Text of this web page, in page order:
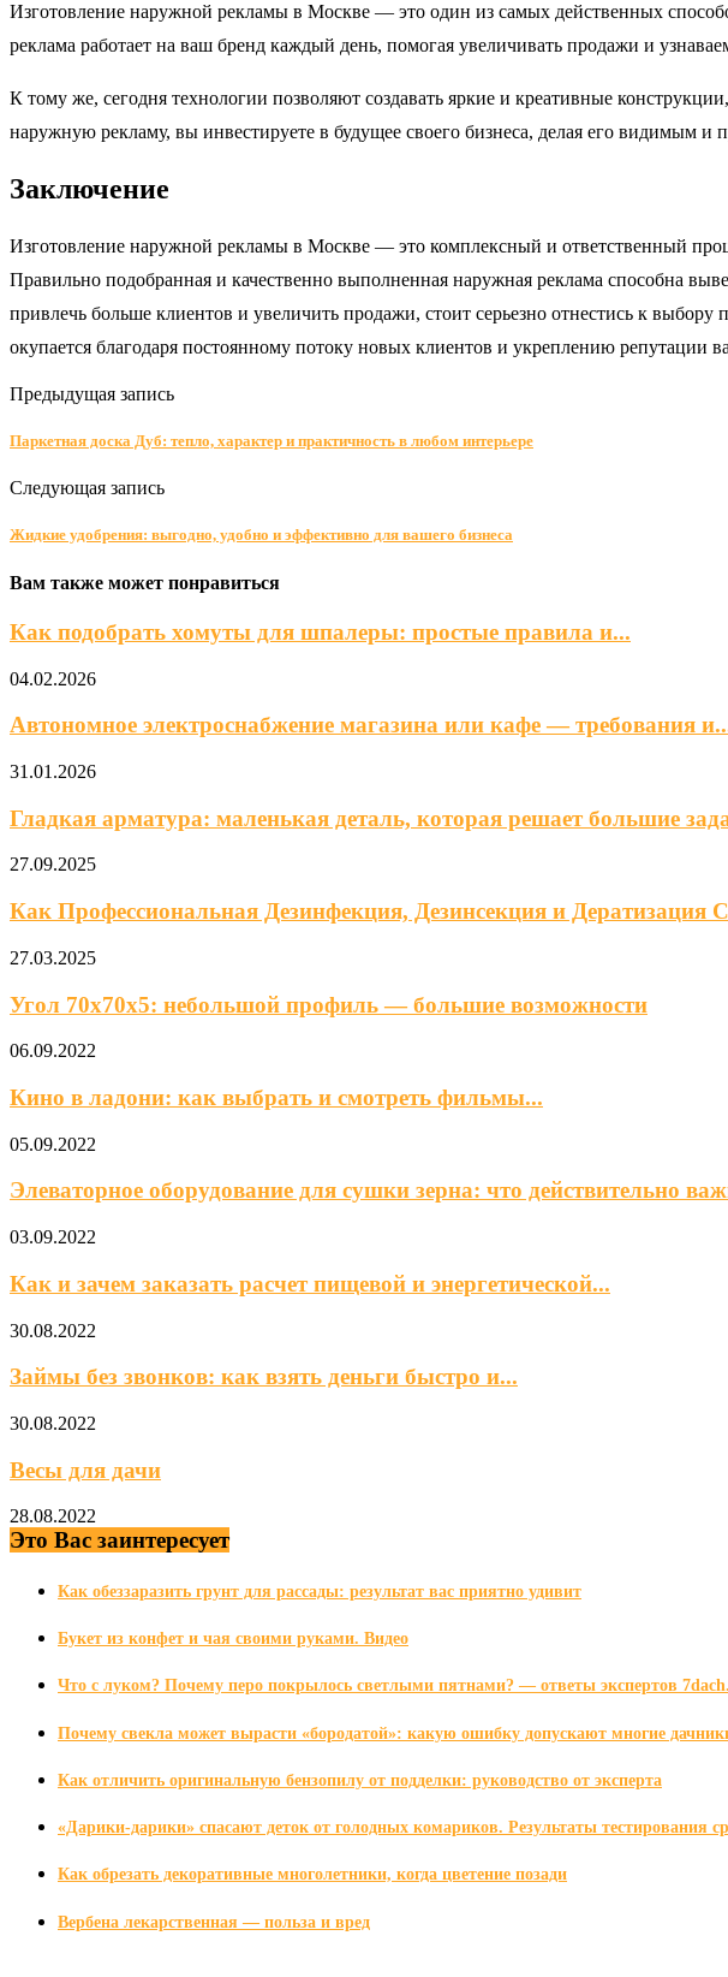
Изготовление наружной рекламы в Москве — это один из самых действенных
реклама работает на ваш бренд каждый день, помогая увеличивать продажи и
К тому же, сегодня технологии позволяют создавать яркие и креативные
наружную рекламу, вы инвестируете в будущее своего бизнеса, делая его видимым и
Заключение
Изготовление наружной рекламы в Москве — это комплексный и ответственный
Правильно подобранная и качественно выполненная наружная реклама способна
привлечь больше клиентов и увеличить продажи, стоит серьезно отнестись к
окупается благодаря постоянному потоку новых клиентов и укреплению репутации
Предыдущая запись
Паркетная доска Дуб: тепло, характер и практичность в любом интерьере
Следующая запись
Жидкие удобрения: выгодно, удобно и эффективно для вашего бизнеса
Вам также может понравиться
Как подобрать хомуты для шпалеры: простые правила и...
04.02.2026
Автономное электроснабжение магазина или кафе — требования
31.01.2026
Гладкая арматура: маленькая деталь, которая решает большие
27.09.2025
Как Профессиональная Дезинфекция, Дезинсекция и Дератизация
27.03.2025
Угол 70х70х5: небольшой профиль — большие возможности
06.09.2022
Кино в ладони: как выбрать и смотреть фильмы...
05.09.2022
Элеваторное оборудование для сушки зерна: что действительно
03.09.2022
Как и зачем заказать расчет пищевой и энергетической...
30.08.2022
Займы без звонков: как взять деньги быстро и...
30.08.2022
Весы для дачи
28.08.2022
Это Вас заинтересует
Как обеззаразить грунт для рассады: результат вас приятно удивит
Букет из конфет и чая своими руками. Видео
Что с луком? Почему перо покрылось светлыми пятнами? — ответы экспертов
Почему свекла может вырасти «бородатой»: какую ошибку допускают многие
Как отличить оригинальную бензопилу от подделки: руководство от эксперта
«Дарики-дарики» спасают деток от голодных комариков. Результаты тестирования
Как обрезать декоративные многолетники, когда цветение позади
Вербена лекарственная — польза и вред